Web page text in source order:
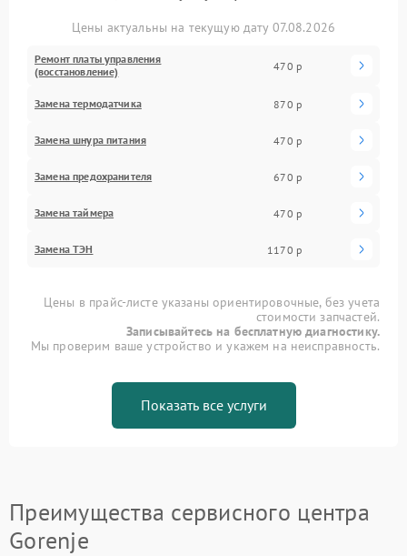
Цены актуальны на текущую дату 07.08.2026
Ремонт платы управления
(восстановление)
470 р
Замена термодатчика 870 р
Замена шнура питания 470 р
Замена предохранителя 670 р
Замена таймера 470 р
Замена ТЭН 1170 р
Цены в прайс-листе указаны ориентировочные, без учета
стоимости запчастей.
Записывайтесь на бесплатную диагностику.
Мы проверим ваше устройство и укажем на неисправность.
Показать все услуги
Преимущества сервисного центра
Gorenje